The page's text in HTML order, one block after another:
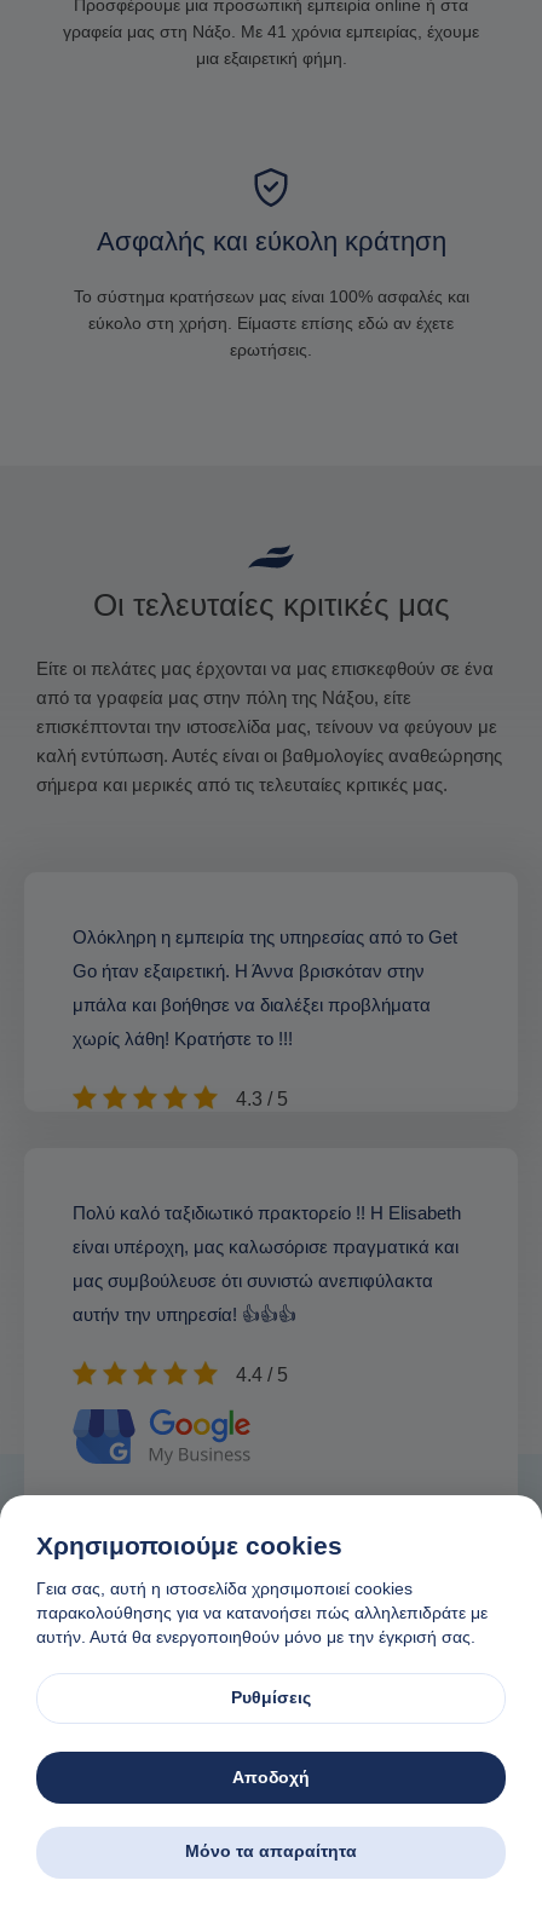
Προσφέρουμε μια προσωπική εμπειρία online ή στα
γραφεία μας στη Νάξο. Με 41 χρόνια εμπειρίας, έχουμε
μια εξαιρετική φήμη.
Ασφαλής και εύκολη κράτηση
Το σύστημα κρατήσεων μας είναι 100% ασφαλές και
εύκολο στη χρήση. Είμαστε επίσης εδώ αν έχετε
ερωτήσεις.
Οι τελευταίες κριτικές μας
Είτε οι πελάτες μας έρχονται να μας επισκεφθούν σε ένα
από τα γραφεία μας στην πόλη της Νάξου, είτε
επισκέπτονται την ιστοσελίδα μας, τείνουν να φεύγουν με
καλή εντύπωση. Αυτές είναι οι βαθμολογίες αναθεώρησης
σήμερα και μερικές από τις τελευταίες κριτικές μας.
Ολόκληρη η εμπειρία της υπηρεσίας από το Get
Go ήταν εξαιρετική. Η Άννα βρισκόταν στην
μπάλα και βοήθησε να διαλέξει προβλήματα
χωρίς λάθη! Κρατήστε το !!!
4.3 / 5
Πολύ καλό ταξιδιωτικό πρακτορείο !! Η Elisabeth
είναι υπέροχη, μας καλωσόρισε πραγματικά και
μας συμβούλευσε ότι συνιστώ ανεπιφύλακτα
αυτήν την υπηρεσία! 👍👍👍
4.4 / 5
Χρησιμοποιούμε cookies
Γεια σας, αυτή η ιστοσελίδα χρησιμοποιεί cookies
παρακολούθησης για να κατανοήσει πώς αλληλεπιδράτε με
αυτήν. Αυτά θα ενεργοποιηθούν μόνο με την έγκρισή σας.
Ρυθμίσεις
Αποδοχή
Μόνο τα απαραίτητα